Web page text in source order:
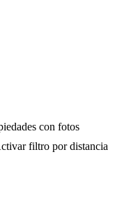
con fotos
filtro por distancia